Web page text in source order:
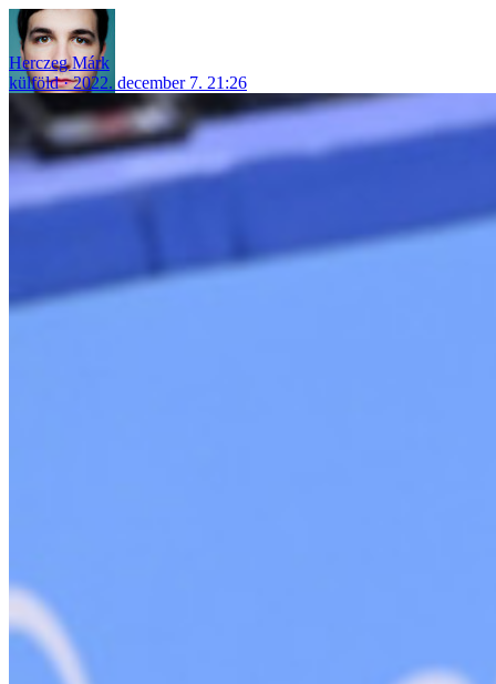
Herczeg Márk
külföld
2022. december 7. 21:26